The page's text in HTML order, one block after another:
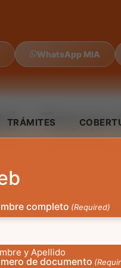
WhatsApp MIA
:Tecno
TRÁMITES
completo (Required)
y Apellido
de documento